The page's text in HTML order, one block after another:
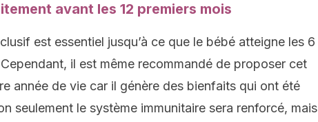
avant les 12 premiers mois
est essentiel jusqu’à ce que le bébé atteigne les 6
il est même recommandé de proposer cet
année de vie car il génère des bienfaits qui ont été
seulement le système immunitaire sera renforcé, mais